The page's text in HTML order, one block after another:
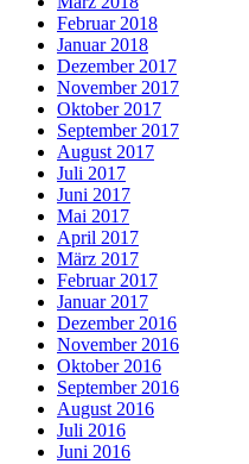
Februar 2018
Januar 2018
Dezember 2017
November 2017
Oktober 2017
September 2017
August 2017
Juli 2017
Juni 2017
Mai 2017
April 2017
März 2017
Februar 2017
Januar 2017
Dezember 2016
November 2016
Oktober 2016
September 2016
August 2016
Juli 2016
Juni 2016